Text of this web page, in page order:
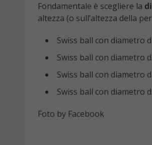
Fondamentale è scegliere la
altezza (o sull’altezza della
Swiss ball con diametro
Swiss ball con diametro
Swiss ball con diametro
Swiss ball con diametro
Foto by Facebook